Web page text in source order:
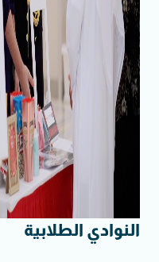
النوادي الطلابية